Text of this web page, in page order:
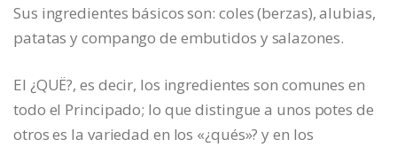
Sus ingredientes básicos son: coles (berzas), alubias,
patatas y compango de embutidos y salazones.
El ¿QUË?, es decir, los ingredientes son comunes en
todo el Principado; lo que distingue a unos potes de
otros es la variedad en los «¿qués»? y en los